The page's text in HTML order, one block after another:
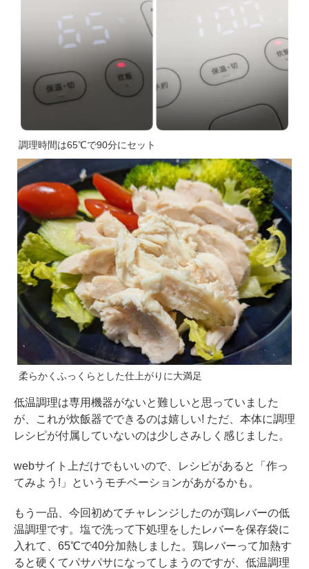
調理時間は65℃で90分にセット
柔らかくふっくらとした仕上がりに大満足
低温調理は専用機器がないと難しいと思っていました
が、これが炊飯器でできるのは嬉しい! ただ、本体に調理
レシピが付属していないのは少しさみしく感じました。
webサイト上だけでもいいので、レシピがあると「作っ
てみよう!」というモチベーションがあがるかも。
もう一品、今回初めてチャレンジしたのが鶏レバーの低
温調理です。塩で洗って下処理をしたレバーを保存袋に
入れて、65℃で40分加熱しました。鶏レバーって加熱す
ると硬くてパサパサになってしまうのですが、低温調理